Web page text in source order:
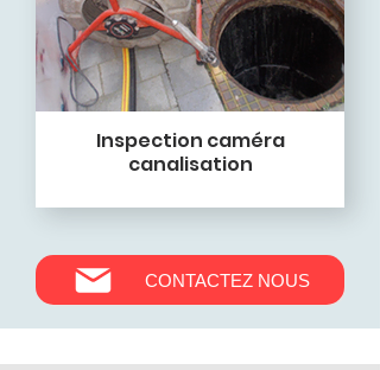
Inspection caméra
canalisation
CONTACTEZ NOUS